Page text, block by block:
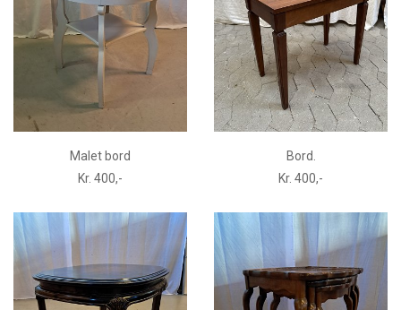
Malet bord
Kr. 400,-
Bord.
Kr. 400,-